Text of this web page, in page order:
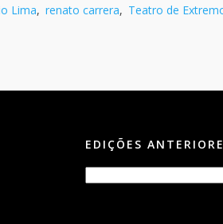
Lima, renato carrera, Teatro de
EDIÇÕES